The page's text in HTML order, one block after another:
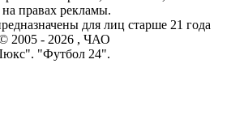
правах рекламы.
для лиц старше 21 года
2005 - 2026 , ЧАО
"Футбол 24".